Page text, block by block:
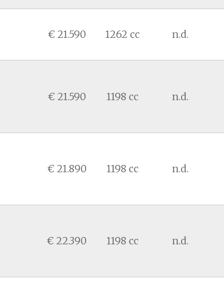
€ 21.590 1262 cc n.d.
€ 21.590 1198 cc n.d.
€ 21.890 1198 cc n.d.
€ 22.390 1198 cc n.d.